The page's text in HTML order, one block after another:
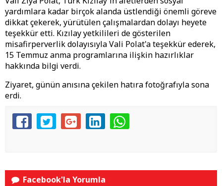
yardımlara kadar birçok alanda üstlendiği önemli göreve
dikkat çekerek, yürütülen çalışmalardan dolayı heyete
teşekkür etti. Kızılay yetkilileri de gösterilen
misafirperverlik dolayısıyla Vali Polat'a teşekkür ederek,
15 Temmuz anma programlarına ilişkin hazırlıklar
hakkında bilgi verdi.
Ziyaret, günün anısına çekilen hatıra fotoğrafıyla sona
erdi.
Facebook'la Yorumla